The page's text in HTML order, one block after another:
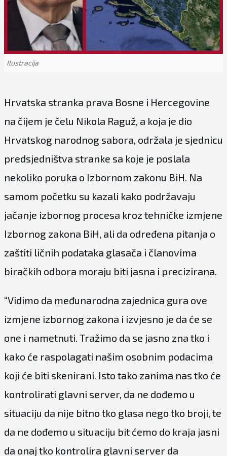
Ilustracija
Hrvatska stranka prava Bosne i Hercegovine
na čijem je čelu Nikola Raguž, a koja je dio
Hrvatskog narodnog sabora, održala je sjednicu
predsjedništva stranke sa koje je poslala
nekoliko poruka o Izbornom zakonu BiH. Na
samom početku su kazali kako podržavaju
jačanje izbornog procesa kroz tehničke izmjene
Izbornog zakona BiH, ali da određena pitanja o
zaštiti ličnih podataka glasača i članovima
biračkih odbora moraju biti jasna i precizirana.
“Vidimo da međunarodna zajednica gura ove
izmjene izbornog zakona i izvjesno je da će se
one i nametnuti. Tražimo da se jasno zna tko i
kako će raspolagati našim osobnim podacima
koji će biti skenirani. Isto tako zanima nas tko će
kontrolirati glavni server, da ne dođemo u
situaciju da nije bitno tko glasa nego tko broji, te
da ne dođemo u situaciju bit ćemo do kraja jasni
da onaj tko kontrolira glavni server da